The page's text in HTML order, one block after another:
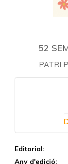
52
PATRI
Editorial:
Any d'edició: